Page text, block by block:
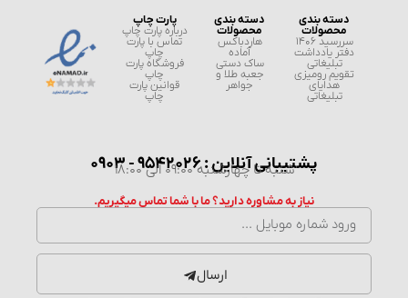
دسته بندی
محصولات
سررسید 1406
دفتر یادداشت
تبلیغاتی
تقویم رومیزی
هدایای
تبلیغاتی
دسته بندی
محصولات
هاردباکس
آماده
ساک دستی
جعبه طلا و
جواهر
پارت چاپ
درباره پارت چاپ
تماس با پارت
چاپ
فروشگاه پارت
چاپ
قوانین پارت
چاپ
پشتیبانی آنلاین : 9542026 - 0903
شنبه تا چهارشنبه 09:00 الی 18:00
نیاز به مشاوره دارید؟ ما با شما تماس میگیریم.
ارسال